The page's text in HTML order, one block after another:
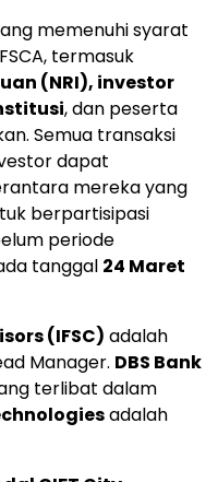
memenuhi syarat
termasuk
(NRI), investor
, dan peserta
Semua transaksi
dapat
mereka yang
berpartisipasi
periode
tanggal 24 Maret
(IFSC) adalah
Manager. DBS Bank
terlibat dalam
adalah